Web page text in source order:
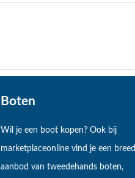
Boten
Wil je een boot kopen? Ook bij
marketplaceonline vind je een breed
aanbod van tweedehands boten,